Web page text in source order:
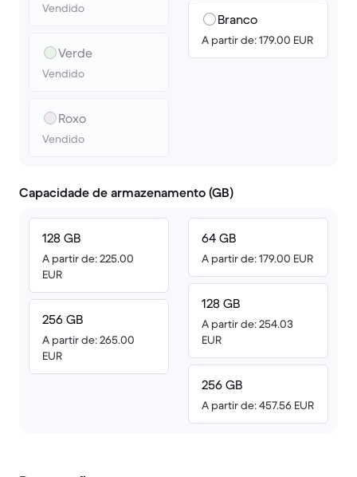
Vendido
Verde
Vendido
Roxo
Vendido
Branco
A partir de: 179.00 EUR
Capacidade de armazenamento (GB)
128 GB
A partir de: 225.00
EUR
256 GB
A partir de: 265.00
EUR
64 GB
A partir de: 179.00 EUR
128 GB
A partir de: 254.03
EUR
256 GB
A partir de: 457.56 EUR